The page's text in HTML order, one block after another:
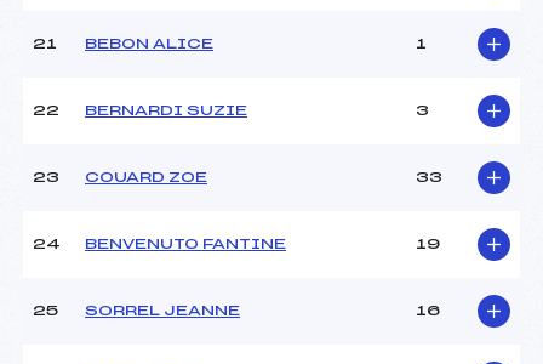
21 BEBON ALICE 1
22 BERNARDI SUZIE 3
23 COUARD ZOE 33
24 BENVENUTO FANTINE 19
25 SORREL JEANNE 16